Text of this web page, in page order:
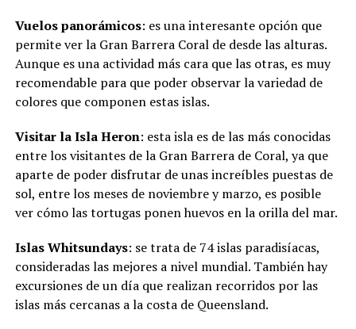
Vuelos panorámicos: es una interesante opción que
permite ver la Gran Barrera Coral de desde las alturas.
Aunque es una actividad más cara que las otras, es muy
recomendable para que poder observar la variedad de
colores que componen estas islas.
Visitar la Isla Heron: esta isla es de las más conocidas
entre los visitantes de la Gran Barrera de Coral, ya que
aparte de poder disfrutar de unas increíbles puestas de
sol, entre los meses de noviembre y marzo, es posible
ver cómo las tortugas ponen huevos en la orilla del mar.
Islas Whitsundays: se trata de 74 islas paradisíacas,
consideradas las mejores a nivel mundial. También hay
excursiones de un día que realizan recorridos por las
islas más cercanas a la costa de Queensland.